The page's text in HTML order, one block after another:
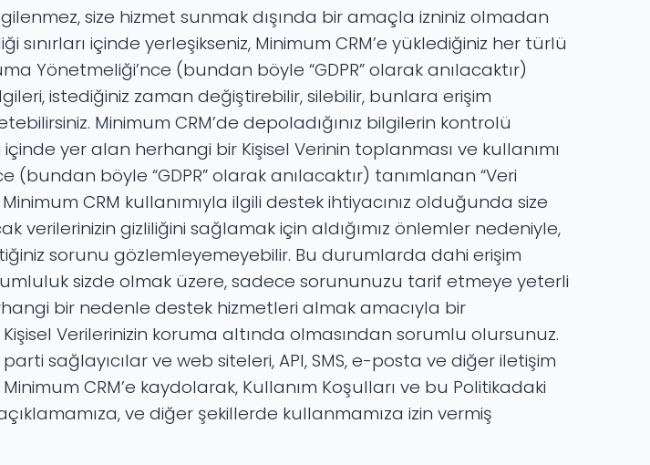
size hizmet sunmak dışında bir amaçla izniniz olmadan
içinde yerleşikseniz, Minimum CRM’e yüklediğiniz her türlü
Yönetmeliği’nce (bundan böyle “GDPR” olarak anılacaktır)
istediğiniz zaman değiştirebilir, silebilir, bunlara erişim
Minimum CRM’de depoladığınız bilgilerin kontrolü
yer alan herhangi bir Kişisel Verinin toplanması ve kullanımı
böyle “GDPR” olarak anılacaktır) tanımlanan “Veri
CRM kullanımıyla ilgili destek ihtiyacınız olduğunda size
verilerinizin gizliliğini sağlamak için aldığımız önlemler nedeniyle,
sorunu gözlemleyemeyebilir. Bu durumlarda dahi erişim
sizde olmak üzere, sadece sorununuzu tarif etmeye yeterli
bir nedenle destek hizmetleri almak amacıyla bir
Verilerinizin koruma altında olmasından sorumlu olursunuz.
sağlayıcılar ve web siteleri, API, SMS, e-posta ve diğer iletişim
CRM’e kaydolarak, Kullanım Koşulları ve bu Politikadaki
ve diğer şekillerde kullanmamıza izin vermiş